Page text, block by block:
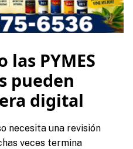
las PYMES
pueden
digital
necesita una revisión
veces termina